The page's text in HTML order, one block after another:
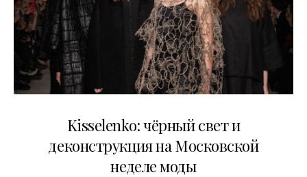
Kisselenko: чёрный свет и
деконструкция на Московской
неделе моды